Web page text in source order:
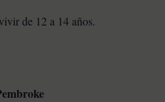
de 12 a 14 años.